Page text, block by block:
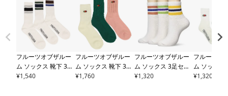
フルーツオブザルー
ム ソックス 靴下 3足
セット メンズ レディ
¥1,540
フルーツオブザルー
ム ソックス 靴下 3足
セット レディース
¥1,760
フルーツオブザルー
ム ソックス 3足セッ
ト 靴下 アソート メ
¥1,320
フルーツオ
ム ソックス
ト 靴下 シ
¥1,320